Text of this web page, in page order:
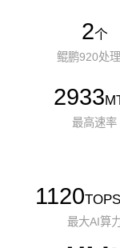
2个
鲲鹏920处
2933
最高速率
1120
最大AI算